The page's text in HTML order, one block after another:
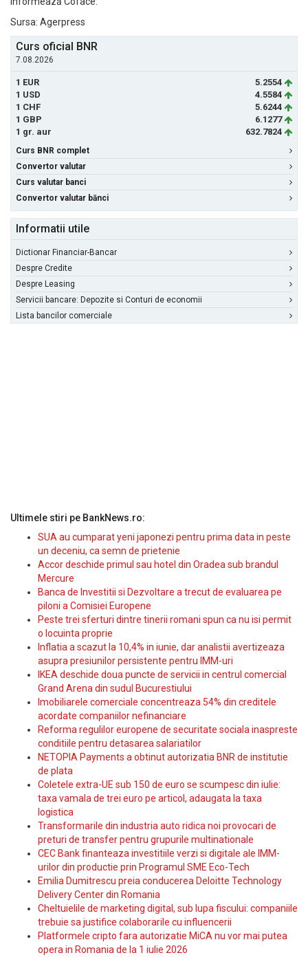
Sursa: Agerpress
Curs oficial BNR
7.08.2026
1 EUR
5.2554
1 USD
4.5584
1 CHF
5.6244
1 GBP
6.1277
1 gr. aur
632.7824
Curs BNR complet
Convertor valutar
Curs valutar banci
Convertor valutar bănci
Informatii utile
Dictionar Financiar-Bancar
Despre Credite
Despre Leasing
Servicii bancare: Depozite si Conturi de economii
Lista bancilor comerciale
Ultimele stiri pe BankNews.ro:
SUA au cumparat yeni japonezi pentru prima data in peste
un deceniu, ca semn de prietenie
Accor deschide primul sau hotel din Oradea sub brandul
Mercure
Banca de Investitii si Dezvoltare a trecut de evaluarea pe
piloni a Comisiei Europene
Peste trei sferturi dintre tinerii romani spun ca nu isi permit
o locuinta proprie
Inflatia a scazut la 10,4% in iunie, dar analistii avertizeaza
asupra presiunilor persistente pentru IMM-uri
IKEA deschide doua puncte de servicii in centrul comercial
Grand Arena din sudul Bucurestiului
Imobiliarele comerciale concentreaza 54% din creditele
acordate companiilor nefinanciare
Reforma regulilor europene de securitate sociala inaspreste
conditiile pentru detasarea salariatilor
NETOPIA Payments a obtinut autorizatia BNR de institutie
de plata
Coletele extra-UE sub 150 de euro se scumpesc din iulie:
taxa vamala de trei euro pe articol, adaugata la taxa
logistica
Transformarile din industria auto ridica noi provocari de
preturi de transfer pentru grupurile multinationale
CEC Bank finanteaza investitiile verzi si digitale ale IMM-
urilor din productie prin Programul SME Eco-Tech
Emilia Dumitrescu preia conducerea Deloitte Technology
Delivery Center din Romania
Cheltuielile de marketing digital, sub lupa fiscului: companiile
trebuie sa justifice colaborarile cu influencerii
Platformele cripto fara autorizatie MiCA nu vor mai putea
opera in Romania de la 1 iulie 2026